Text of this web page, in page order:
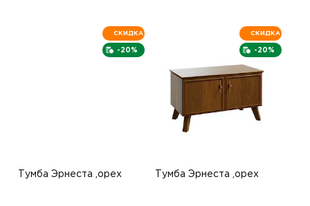
-20%
СКИДКА
Тумба Эрнеста ,орех
-20%
СКИДКА
Тумба Эрнеста ,орех